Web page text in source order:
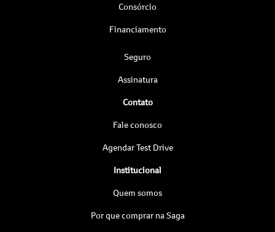
Consórcio
Financiamento
Seguro
Assinatura
Contato
Fale conosco
Agendar Test Drive
Institucional
Quem somos
Por que comprar na Saga